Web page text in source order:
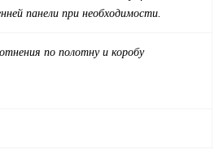
панели при необходимости.
по полотну и коробу